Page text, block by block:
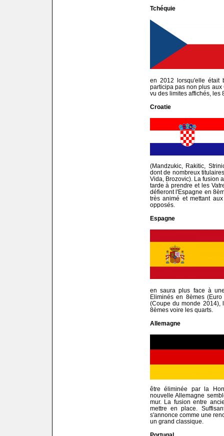
Tchéquie
en 2012 lorsqu'elle était
participa pas non plus
vu des limites affichés, les
Croatie
(Mandzukic, Rakitic,
dont de nombreux
Vida, Brozovic). La fusion
tarde à prendre et les
défieront l'Espagne en
très animé et mettant
opposés.
Espagne
en saura plus face à
Eliminés en 8èmes
(Coupe du monde 2014),
8èmes voire les quarts.
Allemagne
être éliminée par la
nouvelle Allemagne
mur. La fusion entre
mettre en place.
s'annonce comme une
un grand classique.